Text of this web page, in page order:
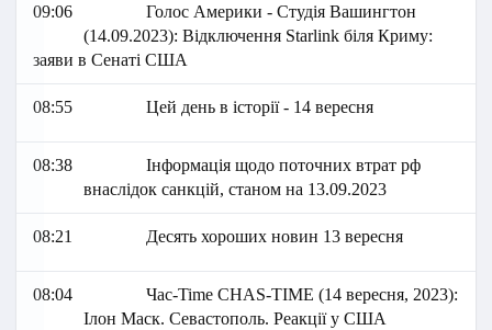
09:06
Голос Америки - Студія Вашингтон
(14.09.2023): Відключення Starlink біля Криму:
заяви в Сенаті США
08:55 Цей день в історії - 14 вересня
08:38
Інформація щодо поточних втрат рф
внаслідок санкцій, станом на 13.09.2023
08:21 Десять хороших новин 13 вересня
08:04
Час-Time CHAS-TIME (14 вересня, 2023):
Ілон Маск. Севастополь. Реакції у США